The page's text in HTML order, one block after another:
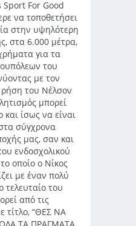
Sport For Good
να τοποθετήσει
στην υψηλότερη
στα 6.000 μέτρα,
για τα
του
με τον
του Νέλσον
μπορεί
και ίσως να είναι
σύγχρονα
μας, σαν και
ενδοσχολικού
οποίο ο Νίκος
με έναν πολύ
τελευταίο του
από τις
τίτλο, “ΘΕΣ ΝΑ